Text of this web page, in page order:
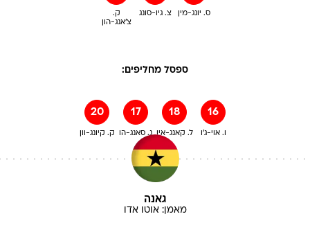
ק.
צ'אנג-הון
צ. גיו-סונג ס. יונג-מין
ספסל מחליפים:
20
ק. קיונג-וון
17
נ. סאנג-הו
18
ל. קאנג-אין
16
ו. אוי-ג'ו
גאנה
מאמן:אוטו אדו